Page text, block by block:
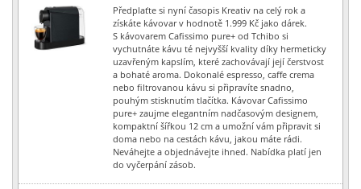
Předplaťte si nyní časopis Kreativ na celý rok a
získáte kávovar v hodnotě 1.999 Kč jako dárek.
S kávovarem Cafissimo pure+ od Tchibo si
vychutnáte kávu té nejvyšší kvality díky hermeticky
uzavřeným kapslím, které zachovávají její čerstvost
a bohaté aroma. Dokonalé espresso, caffe crema
nebo filtrovanou kávu si připravíte snadno,
pouhým stisknutím tlačítka. Kávovar Cafissimo
pure+ zaujme elegantním nadčasovým designem,
kompaktní šířkou 12 cm a umožní vám připravit si
doma nebo na cestách kávu, jakou máte rádi.
Neváhejte a objednávejte ihned. Nabídka platí jen
do vyčerpání zásob.